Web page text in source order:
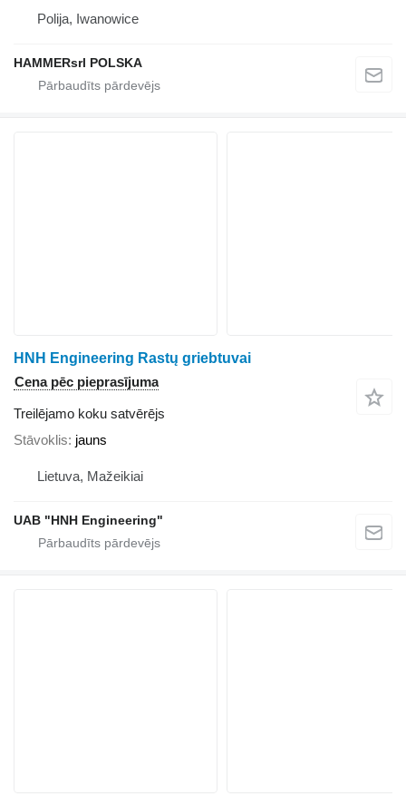
Polija, Iwanowice
HAMMERsrl POLSKA
HNH Engineering Rastų griebtuvai
Cena pēc pieprasījuma
Treilējamo koku satvērējs
Stāvoklis jauns
Lietuva, Mažeikiai
UAB "HNH Engineering"